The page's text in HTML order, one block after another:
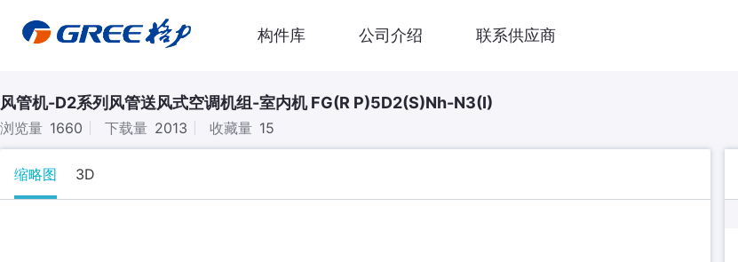
构件库 公司介绍 联系供应商
风管机-D2系列风管送风式空调机组-室内机 FG(R P)5D2(S)Nh-N3(I)
浏览量 1660 下载量 2013 收藏量 15
缩略图 3D